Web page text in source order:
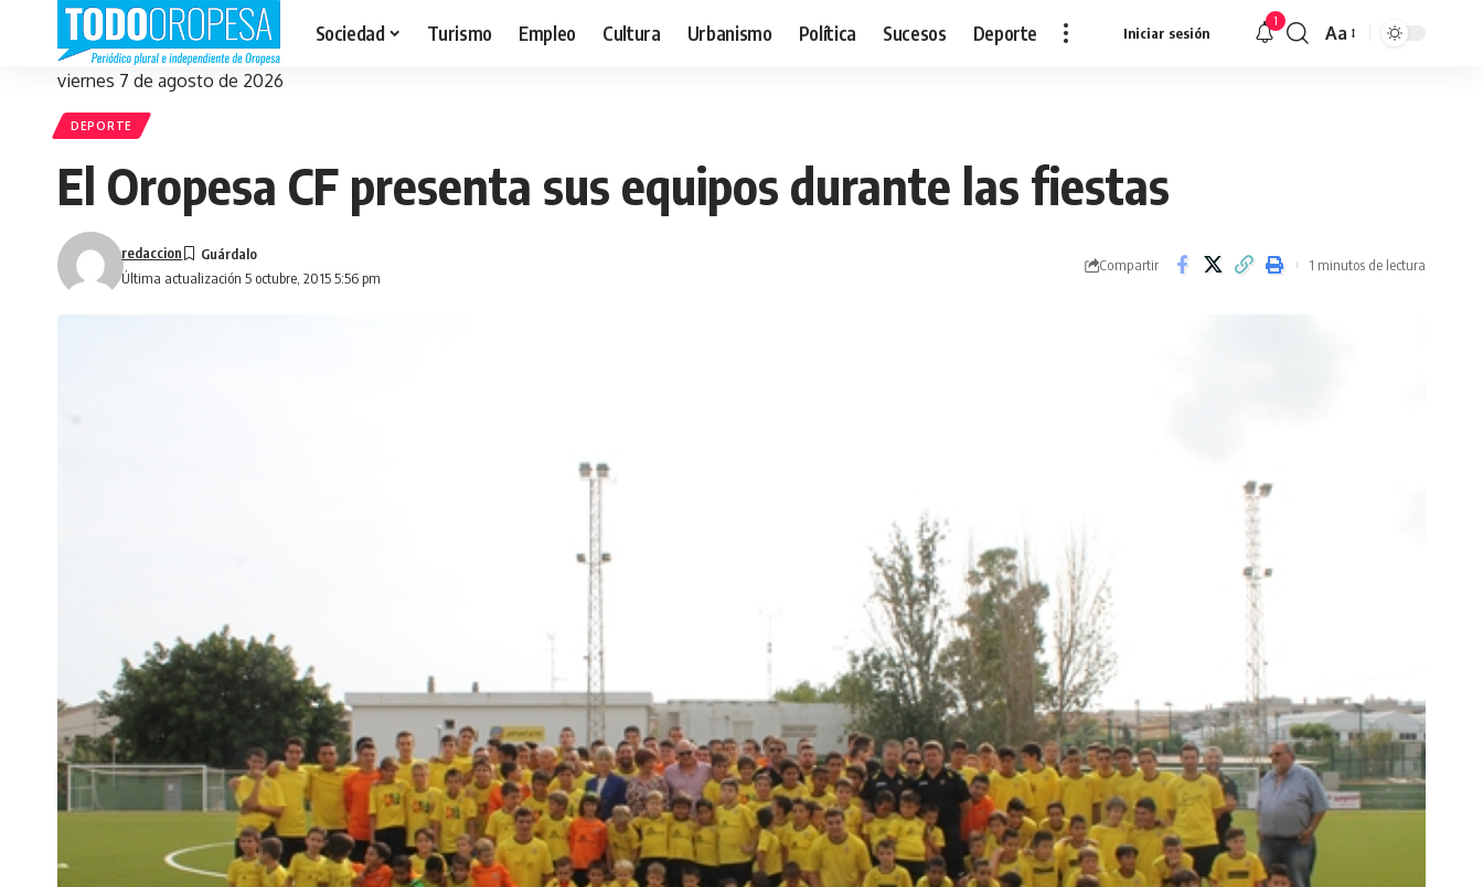
Sociedad Turismo Empleo Cultura Urbanismo Política Sucesos Deporte Iniciar sesión
1
Redimensionar
Aa
viernes 7 de agosto de 2026
DEPORTE
El Oropesa CF presenta sus equipos durante las fiestas
Última actualización 5 octubre, 2015 5:56 pm
redaccion
Compartir 1 minutos de lectura